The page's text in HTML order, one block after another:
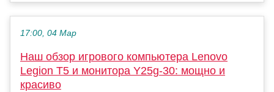
17:00, 04 Мар
Наш обзор игрового компьютера Lenovo
Legion T5 и монитора Y25g-30: мощно и
красиво